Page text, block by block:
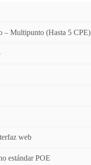
– Multipunto (Hasta 5 CPE)
web
estándar POE